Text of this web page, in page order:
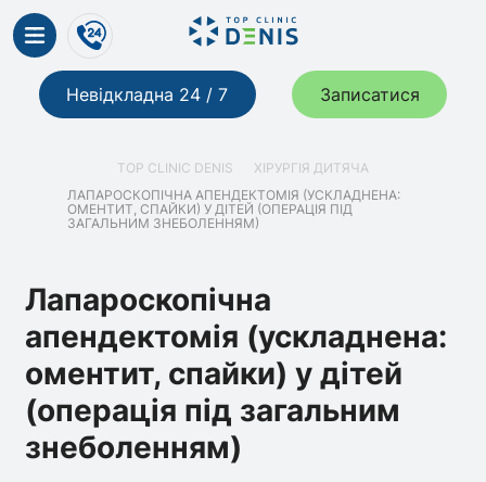
Невідкладна 24 / 7 Записатися
TOP CLINIC DENIS
ХІРУРГІЯ ДИТЯЧА
ЛАПАРОСКОПІЧНА АПЕНДЕКТОМІЯ (УСКЛАДНЕНА:
ОМЕНТИТ, СПАЙКИ) У ДІТЕЙ (ОПЕРАЦІЯ ПІД
ЗАГАЛЬНИМ ЗНЕБОЛЕННЯМ)
Лапароскопічна
апендектомія (ускладнена:
оментит, спайки) у дітей
(операція під загальним
знеболенням)